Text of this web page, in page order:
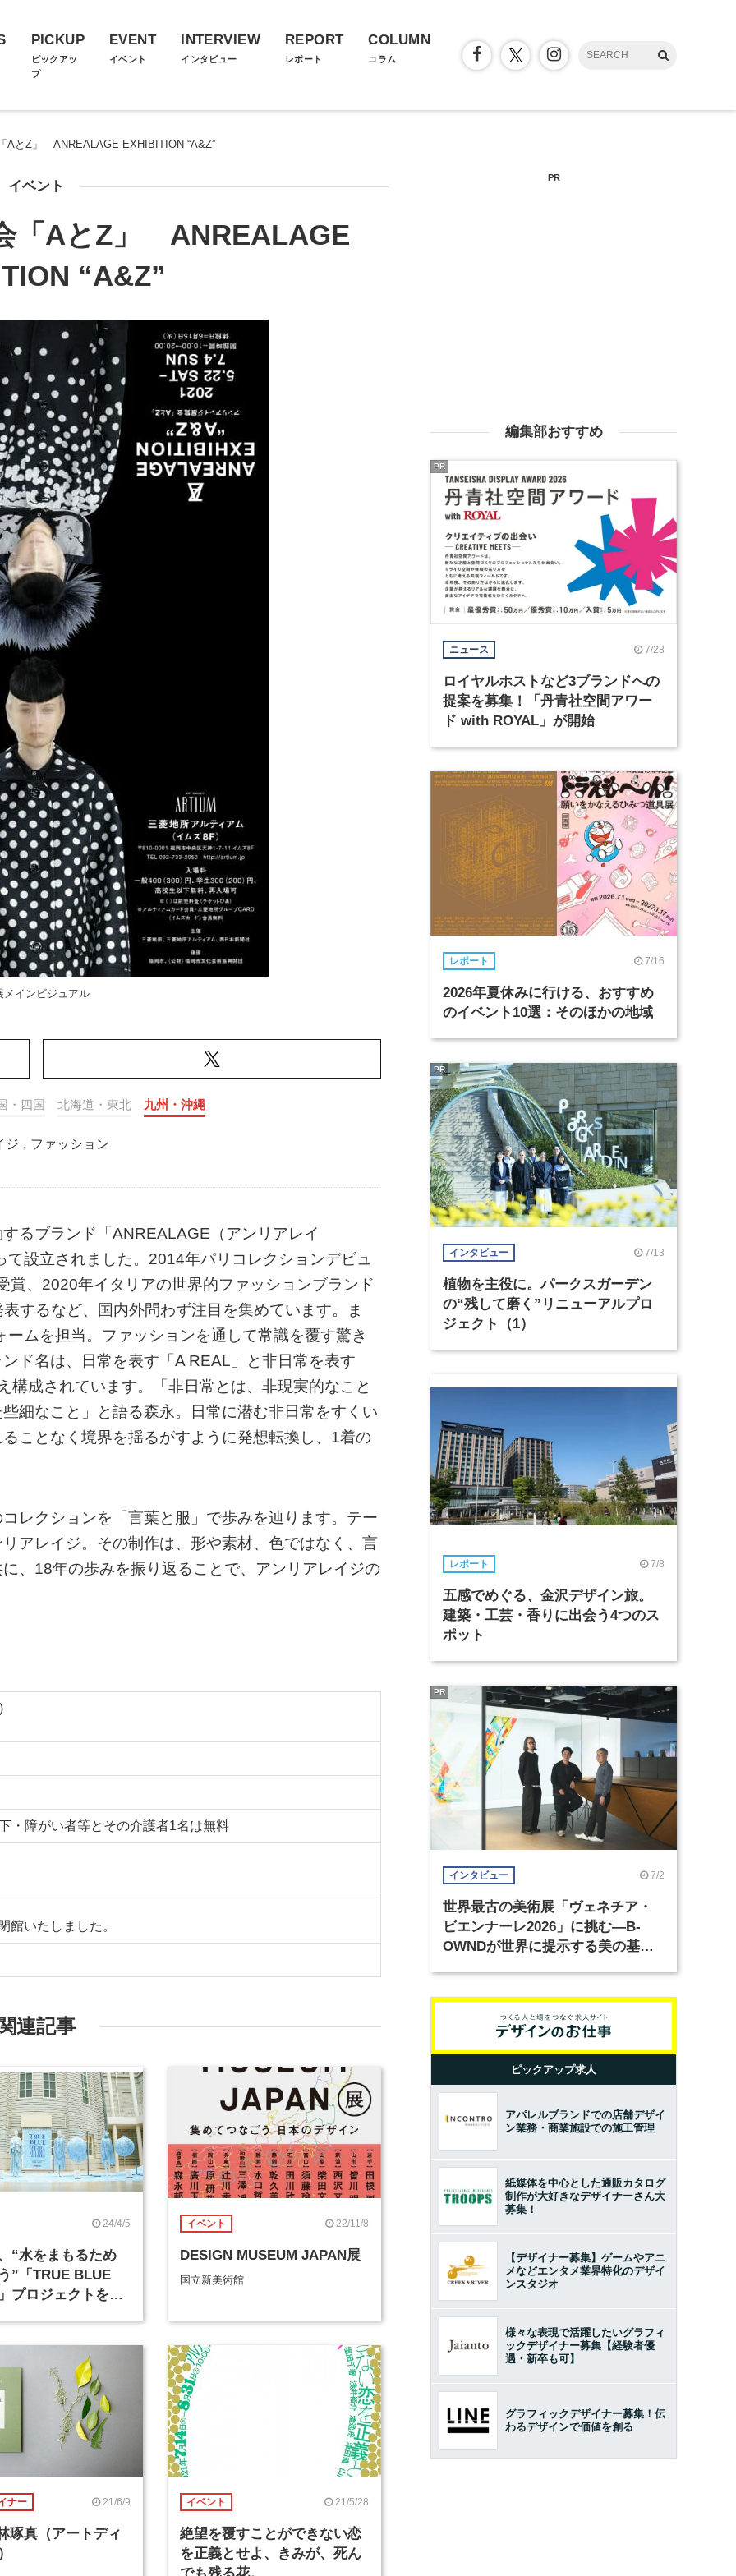
PICKUP
ピックアッ
プ
EVENT
イベント
INTERVIEW
インタビュー
REPORT
レポート
COLUMN
コラム
AとZ」 ANREALAGE EXHIBITION “A&Z”
イベント
「AとZ」 ANREALAGE
“A&Z”
メインビジュアル
・四国 北海道・東北 九州・沖縄
ジ , ファッション
るブランド「ANREALAGE（アンリアレイ
設立されました。2014年パリコレクションデビュ
、2020年イタリアの世界的ファッションブランド
するなど、国内外問わず注目を集めています。ま
ムを担当。ファッションを通して常識を覆す驚き
ド名は、日常を表す「A REAL」と非日常を表す
成されています。「非日常とは、非現実的なこと
細なこと」と語る森永。日常に潜む非日常をすくい
ことなく境界を揺るがすように発想転換し、1着の
レクションを「言葉と服」で歩みを辿ります。テー
アレイジ。その制作は、形や素材、色ではなく、言
、18年の歩みを振り返ることで、アンリアレイジの
・障がい者等とその介護者1名は無料
いたしました。
連記事
24/4/5
“水をまもるため
”「TRUE BLUE
プロジェクトを開
イベント 22/11/8
DESIGN MUSEUM JAPAN展
国立新美術館
ナー 21/6/9
琢真（アートディ
イベント 21/5/28
絶望を覆すことができない恋
を正義とせよ、きみが、死ん
でも残る花。
PR
編集部おすすめ
ニュース 7/28
ロイヤルホストなど3ブランドへの
提案を募集！「丹青社空間アワー
ド with ROYAL」が開始
PR
レポート 7/16
2026年夏休みに行ける、おすすめ
のイベント10選：そのほかの地域
インタビュー 7/13
植物を主役に。パークスガーデン
の“残して磨く”リニューアルプロ
ジェクト（1）
PR
レポート 7/8
五感でめぐる、金沢デザイン旅。
建築・工芸・香りに出会う4つのス
ポット
インタビュー 7/2
世界最古の美術展「ヴェネチア・
ビエンナーレ2026」に挑む―B-
OWNDが世界に提示する美の基準
PR
ピックアップ求人
アパレルブランドでの店舗デザイ
ン業務・商業施設での施工管理
紙媒体を中心とした通販カタログ
制作が大好きなデザイナーさん大
募集！
【デザイナー募集】ゲームやアニ
メなどエンタメ業界特化のデザイ
ンスタジオ
様々な表現で活躍したいグラフィ
ックデザイナー募集【経験者優
遇・新卒も可】
グラフィックデザイナー募集！伝
わるデザインで価値を創る